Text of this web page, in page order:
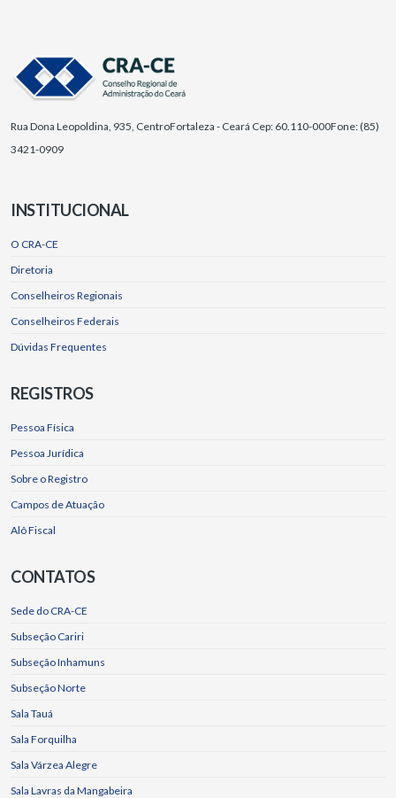
Rua Dona Leopoldina, 935, CentroFortaleza - Ceará Cep: 60.110-000Fone: (85)
3421-0909
INSTITUCIONAL
O CRA-CE
Diretoria
Conselheiros Regionais
Conselheiros Federais
Dúvidas Frequentes
REGISTROS
Pessoa Física
Pessoa Jurídica
Sobre o Registro
Campos de Atuação
Alô Fiscal
CONTATOS
Sede do CRA-CE
Subseção Cariri
Subseção Inhamuns
Subseção Norte
Sala Tauá
Sala Forquilha
Sala Várzea Alegre
Sala Lavras da Mangabeira